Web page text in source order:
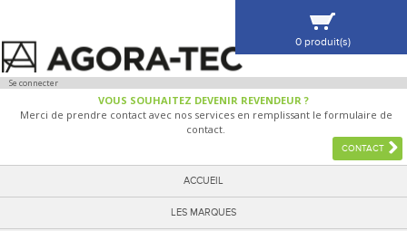
Se connecter
VOUS SOUHAITEZ DEVENIR REVENDEUR ?
Merci de prendre contact avec nos services en remplissant le formulaire de
contact.
CONTACT
ACCUEIL
LES MARQUES
0 produit(s)
VOIR MA SÉLECTION